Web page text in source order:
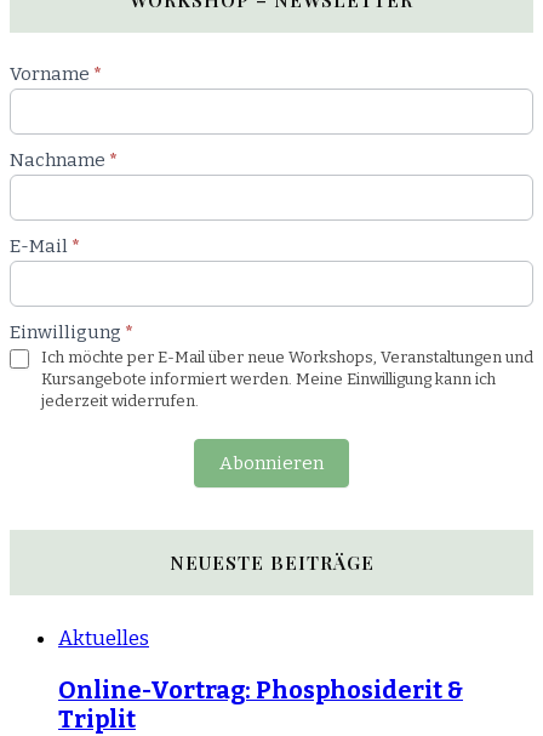
Newsletter
Workshop
Vorname *
Nachname *
E-Mail *
Einwilligung *
Ich möchte per E-Mail über neue Workshops, Veranstaltungen und
Kursangebote informiert werden. Meine Einwilligung kann ich
jederzeit widerrufen.
Abonnieren
NEUESTE BEITRÄGE
Aktuelles
Online-Vortrag: Phosphosiderit &
Triplit